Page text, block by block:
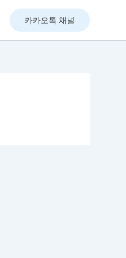
카카오톡 채널